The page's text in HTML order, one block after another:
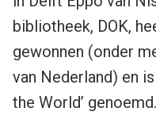
bibliotheek, DOK,
gewonnen (onder
van Nederland) en
the World’ genoemd.